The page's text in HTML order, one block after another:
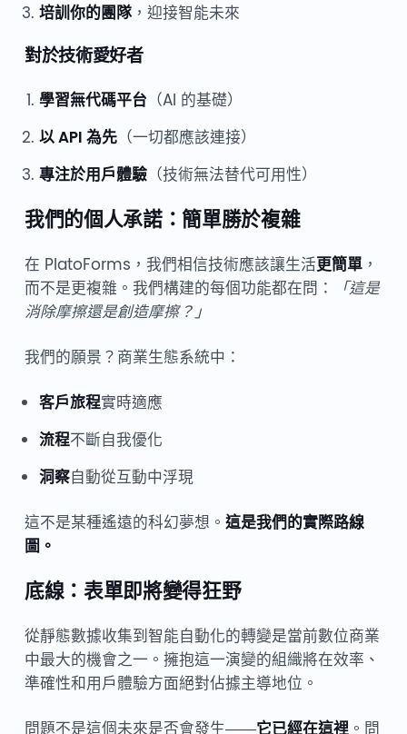
培訓你的團隊，迎接智能未來
對於技術愛好者
學習無代碼平台 （AI 的基礎）
以 API 為先（一切都應該連接）
專注於用戶體驗（技術無法替代可用性）
我們的個人承諾：簡單勝於複雜
在 PlatoForms，我們相信技術應該讓生活更簡單，
而不是更複雜。我們構建的每個功能都在問：
「這是
消除摩擦還是創造摩擦？」
我們的願景？商業生態系統中：
客戶旅程實時適應
流程不斷自我優化
洞察自動從互動中浮現
這不是某種遙遠的科幻夢想。 這是我們的實際路線
圖。
底線：表單即將變得狂野
從靜態數據收集到智能自動化的轉變是當前數位商業
中最大的機會之一。擁抱這一演變的組織將在效率、
準確性和用戶體驗方面絕對佔據主導地位。
問題不是這個未來是否會發生——它已經在這裡。問